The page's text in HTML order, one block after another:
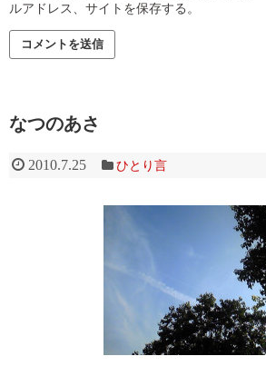
ルアドレス、サイトを保存する。
なつのあさ
2010.7.25 ひとり言